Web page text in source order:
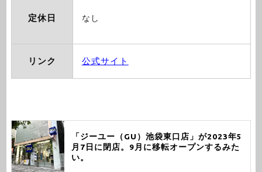
定休日 なし
リンク 公式サイト
「ジーユー（GU）池袋東口店」が2023年5
月7日に閉店。9月に移転オープンするみた
い。